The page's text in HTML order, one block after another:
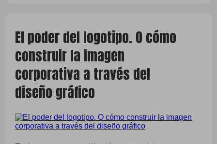
El poder del logotipo. O cómo
construir la imagen
corporativa a través del
diseño gráfico